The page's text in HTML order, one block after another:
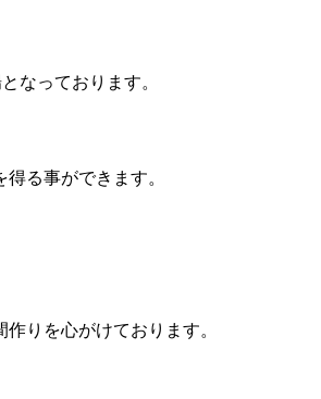
なっております。
る事ができます。
りを心がけております。